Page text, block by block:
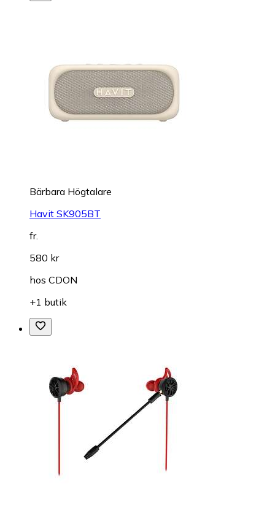
Bärbara Högtalare
Havit SK905BT
fr.
580 kr
hos CDON
+1 butik